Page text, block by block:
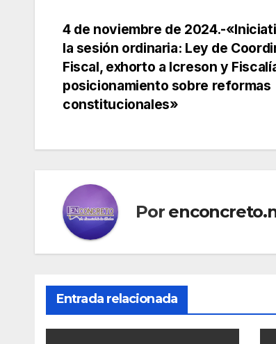
Navegación
de
entradas
4 de noviembre de 2024.-
la sesión ordinaria: Ley de
Fiscal, exhorto a Icreson y
posicionamiento sobre reformas
constitucionales»
Por
Entrada relacionada